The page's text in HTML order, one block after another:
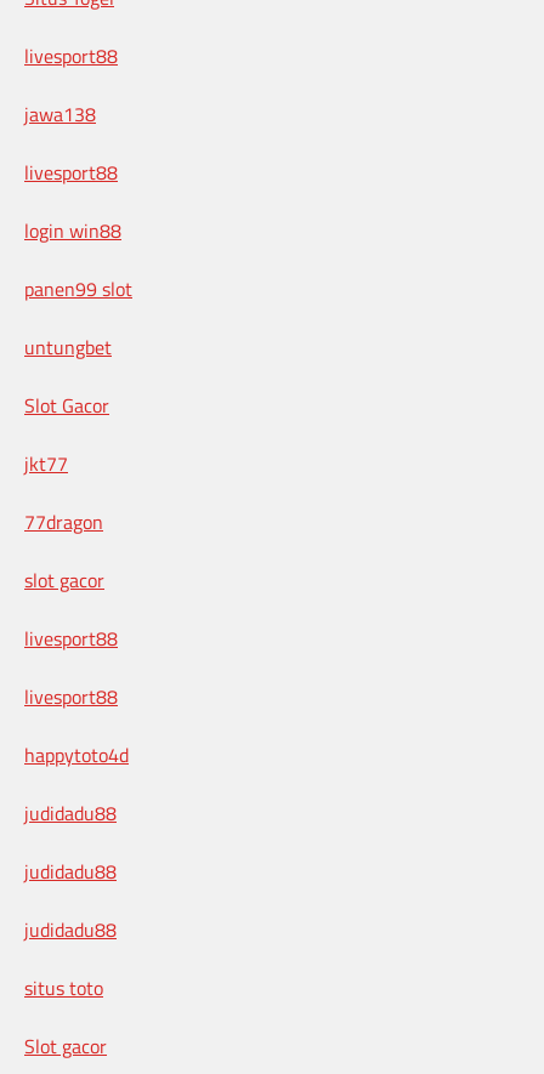
livesport88
jawa138
livesport88
login win88
panen99 slot
untungbet
Slot Gacor
jkt77
77dragon
slot gacor
livesport88
livesport88
happytoto4d
judidadu88
judidadu88
judidadu88
situs toto
Slot gacor